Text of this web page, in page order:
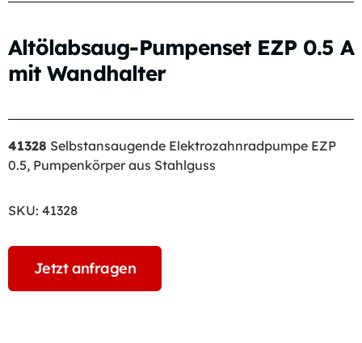
Altölabsaug-Pumpenset EZP 0.5 A
mit Wandhalter
41328 Selbstansaugende Elektrozahnradpumpe EZP
0.5, Pumpenkörper aus Stahlguss
SKU: 41328
Jetzt anfragen